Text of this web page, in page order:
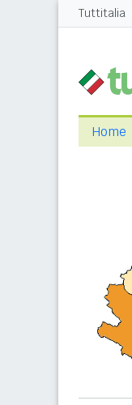
Tuttitalia
Home